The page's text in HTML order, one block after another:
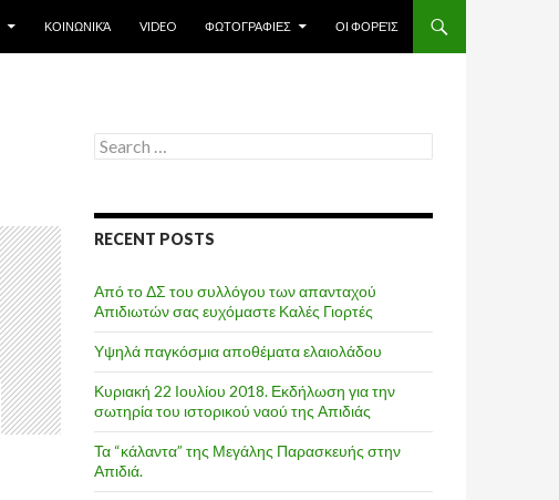
ΚΟΙΝΩΝΙΚΆ VIDEO ΦΩΤΟΓΡΑΦΙΕΣ ΟΙ ΦΟΡΕΊΣ
Search
for:
RECENT POSTS
Από το ΔΣ του συλλόγου των απανταχού
Απιδιωτών σας ευχόμαστε Καλές Γιορτές
Υψηλά παγκόσμια αποθέματα ελαιολάδου
Κυριακή 22 Ιουλίου 2018. Εκδήλωση για την
σωτηρία του ιστορικού ναού της Απιδιάς
Τα “κάλαντα” της Μεγάλης Παρασκευής στην
Απιδιά.